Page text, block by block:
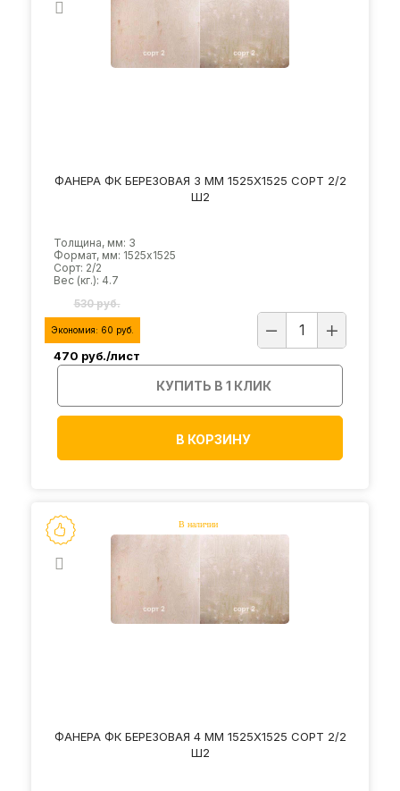
ФАНЕРА ФК БЕРЕЗОВАЯ 3 ММ 1525Х1525 СОРТ 2/2
Ш2
Толщина, мм: 3
Формат, мм: 1525х1525
Сорт: 2/2
Вес (кг.): 4.7
530 руб.
Экономия: 60 руб.
470 руб./лист
КУПИТЬ В 1 КЛИК
В КОРЗИНУ
ФАНЕРА ФК БЕРЕЗОВАЯ 4 ММ 1525Х1525 СОРТ 2/2
Ш2